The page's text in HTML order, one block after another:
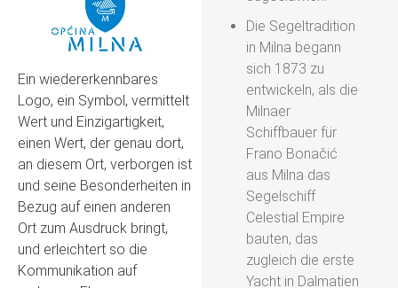
Ein wiedererkennbares
Logo, ein Symbol, vermittelt
Wert und Einzigartigkeit,
einen Wert, der genau dort,
an diesem Ort, verborgen ist
und seine Besonderheiten in
Bezug auf einen anderen
Ort zum Ausdruck bringt,
und erleichtert so die
Kommunikation auf
Die Segeltradition
in Milna begann
sich 1873 zu
entwickeln, als die
Milnaer
Schiffbauer für
Frano Bonačić
aus Milna das
Segelschiff
Celestial Empire
bauten, das
zugleich die erste
Yacht in Dalmatien